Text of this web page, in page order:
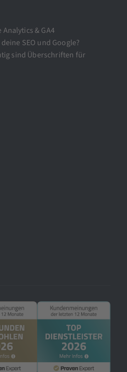
& GA4
SEO und Google?
sind Überschriften für